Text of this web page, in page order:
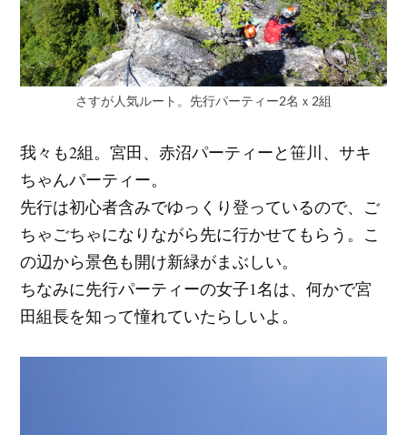
さすが人気ルート。先行パーティー2名ｘ2組
我々も2組。宮田、赤沼パーティーと笹川、サキ
ちゃんパーティー。
先行は初心者含みでゆっくり登っているので、ご
ちゃごちゃになりながら先に行かせてもらう。こ
の辺から景色も開け新緑がまぶしい。
ちなみに先行パーティーの女子1名は、何かで宮
田組長を知って憧れていたらしいよ。